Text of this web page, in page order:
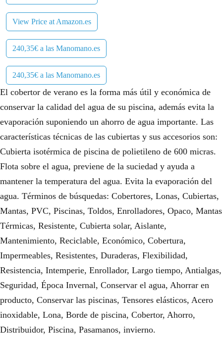
View Price at Amazon.es
240,35€ a las Manomano.es
240,35€ a las Manomano.es
El cobertor de verano es la forma más útil y económica de
conservar la calidad del agua de su piscina, además evita la
evaporación suponiendo un ahorro de agua importante. Las
características técnicas de las cubiertas y sus accesorios son:
Cubierta isotérmica de piscina de polietileno de 600 micras.
Flota sobre el agua, previene de la suciedad y ayuda a
mantener la temperatura del agua. Evita la evaporación del
agua. Términos de búsquedas: Cobertores, Lonas, Cubiertas,
Mantas, PVC, Piscinas, Toldos, Enrolladores, Opaco, Mantas
Térmicas, Resistente, Cubierta solar, Aislante,
Mantenimiento, Reciclable, Económico, Cobertura,
Impermeables, Resistentes, Duraderas, Flexibilidad,
Resistencia, Intemperie, Enrollador, Largo tiempo, Antialgas,
Seguridad, Época Invernal, Conservar el agua, Ahorrar en
producto, Conservar las piscinas, Tensores elásticos, Acero
inoxidable, Lona, Borde de piscina, Cobertor, Ahorro,
Distribuidor, Piscina, Pasamanos, invierno.